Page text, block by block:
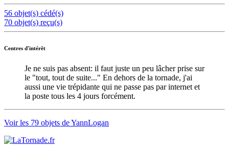
56 objet(s) cédé(s)
70 objet(s) reçu(s)
Centres d'intérêt
Je ne suis pas absent: il faut juste un peu lâcher prise sur
le "tout, tout de suite..." En dehors de la tornade, j'ai
aussi une vie trépidante qui ne passe pas par internet et
la poste tous les 4 jours forcément.
Voir les 79 objets de YannLogan